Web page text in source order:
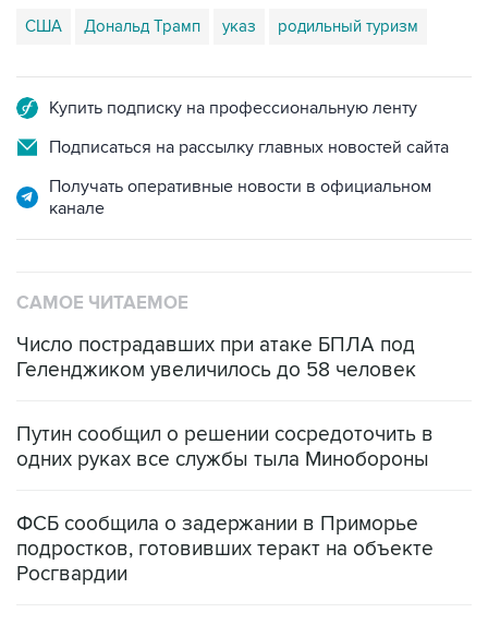
США Дональд Трамп указ родильный туризм
Купить подписку на профессиональную ленту
Подписаться на рассылку главных новостей сайта
Получать оперативные новости в официальном
канале
САМОЕ ЧИТАЕМОЕ
Число пострадавших при атаке БПЛА под
Геленджиком увеличилось до 58 человек
Путин сообщил о решении сосредоточить в
одних руках все службы тыла Минобороны
ФСБ сообщила о задержании в Приморье
подростков, готовивших теракт на объекте
Росгвардии